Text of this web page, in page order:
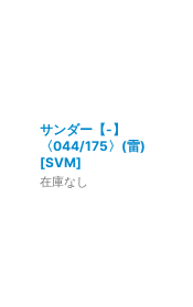
サンダー【-】
〈044/175〉(雷)
[SVM]
在庫なし